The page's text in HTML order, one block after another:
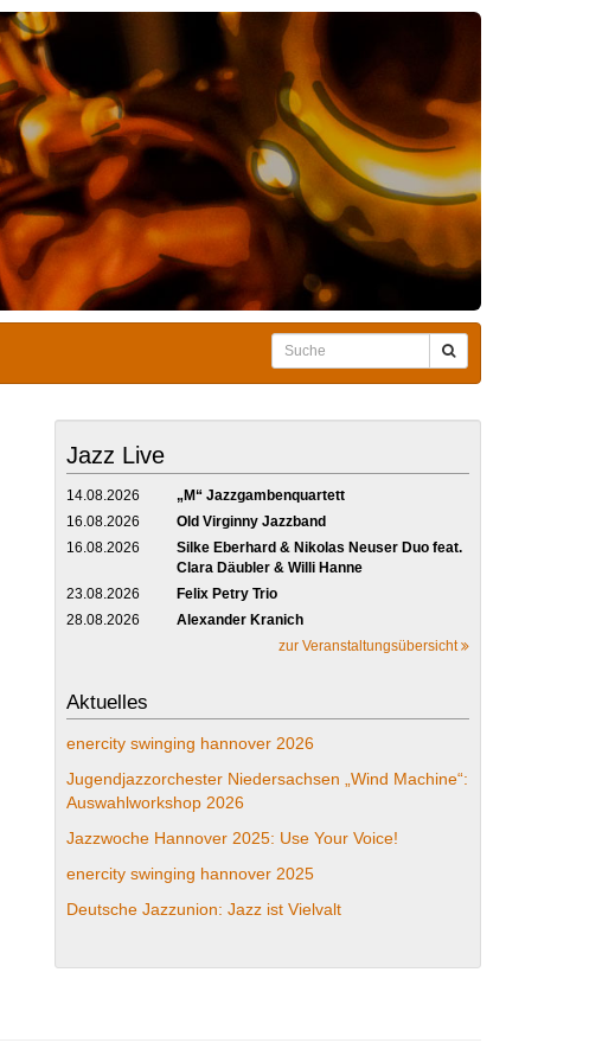
Jazz Live
14.08.2026
„M“ Jazzgambenquartett
16.08.2026
Old Virginny Jazzband
16.08.2026
Silke Eberhard & Nikolas Neuser Duo feat.
Clara Däubler & Willi Hanne
23.08.2026
Felix Petry Trio
28.08.2026
Alexander Kranich
zur Veranstaltungsübersicht
Aktuelles
enercity swinging hannover 2026
Jugendjazzorchester Niedersachsen „Wind Machine“:
Auswahlworkshop 2026
Jazzwoche Hannover 2025: Use Your Voice!
enercity swinging hannover 2025
Deutsche Jazzunion: Jazz ist Vielvalt